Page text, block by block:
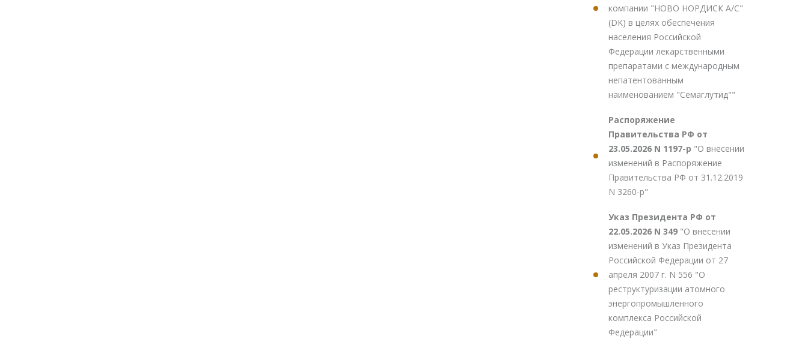
компании "НОВО НОРДИСК А/С"
(DK) в целях обеспечения
населения Российской
Федерации лекарственными
препаратами с международным
непатентованным
наименованием "Семаглутид""
Распоряжение
Правительства РФ от
23.05.2026 N 1197-р "О внесении
изменений в Распоряжение
Правительства РФ от 31.12.2019
N 3260-р"
Указ Президента РФ от
22.05.2026 N 349 "О внесении
изменений в Указ Президента
Российской Федерации от 27
апреля 2007 г. N 556 "О
реструктуризации атомного
энергопромышленного
комплекса Российской
Федерации"